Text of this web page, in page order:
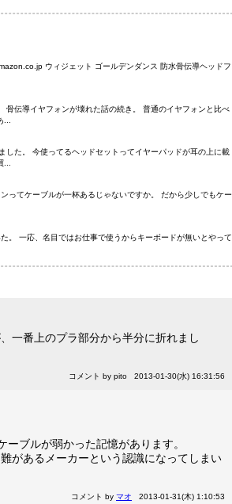
ウィジェット ゴールデンダンス 防水骨伝導ヘッドフ
伝導イヤフォンが壊れた話の続き。 普通のイヤフォンと比べ
た。 今使ってるヘッドセットってイヤーパッドが耳の上に載
ってケーブルが一杯あるじゃないですか。 だから少しでもケー
。 一応、名目ではお仕事で使うからキーボードが無いとやって
一番上のプラ部分から半分に折れまし
コメント by pito 2013-01-30(水) 16:31:56
ブルが弱かった記憶があります。
があるメーカーという認識になってしまい
コメント by マオ 2013-01-31(木) 1:10:53